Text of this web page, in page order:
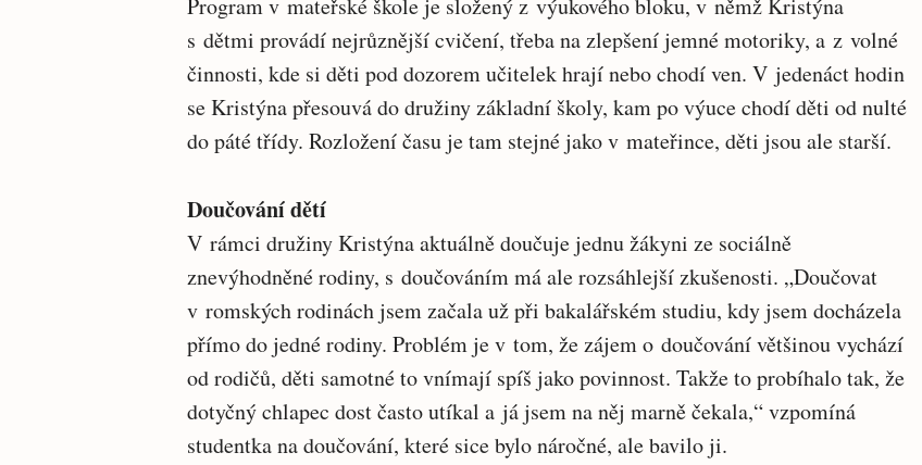
Program v mateřské škole je složený z výukového bloku, v němž Kristýna
s dětmi provádí nejrůznější cvičení, třeba na zlepšení jemné motoriky, a z volné
činnosti, kde si děti pod dozorem učitelek hrají nebo chodí ven. V jedenáct hodin
se Kristýna přesouvá do družiny základní školy, kam po výuce chodí děti od nulté
do páté třídy. Rozložení času je tam stejné jako v mateřince, děti jsou ale starší.
Doučování dětí
V rámci družiny Kristýna aktuálně doučuje jednu žákyni ze sociálně
znevýhodněné rodiny, s doučováním má ale rozsáhlejší zkušenosti. „Doučovat
v romských rodinách jsem začala už při bakalářském studiu, kdy jsem docházela
přímo do jedné rodiny. Problém je v tom, že zájem o doučování většinou vychází
od rodičů, děti samotné to vnímají spíš jako povinnost. Takže to probíhalo tak, že
dotyčný chlapec dost často utíkal a já jsem na něj marně čekala,“ vzpomíná
studentka na doučování, které sice bylo náročné, ale bavilo ji.